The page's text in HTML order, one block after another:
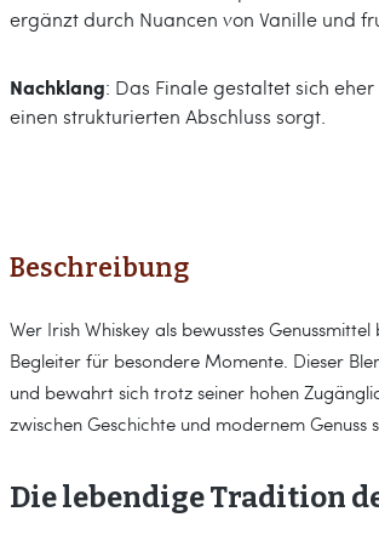
ergänzt durch Nuancen von Vanille und
Nachklang: Das Finale gestaltet sich
einen strukturierten Abschluss sorgt.
Beschreibung
Wer Irish Whiskey als bewusstes
Begleiter für besondere Momente. Dieser
und bewahrt sich trotz seiner hohen
zwischen Geschichte und modernem Genuss
Die lebendige Tradition